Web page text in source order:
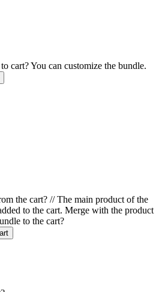
cart?You can customize the bundle.
the cart? //The main product of the
to the cart. Merge with the product
to the cart?